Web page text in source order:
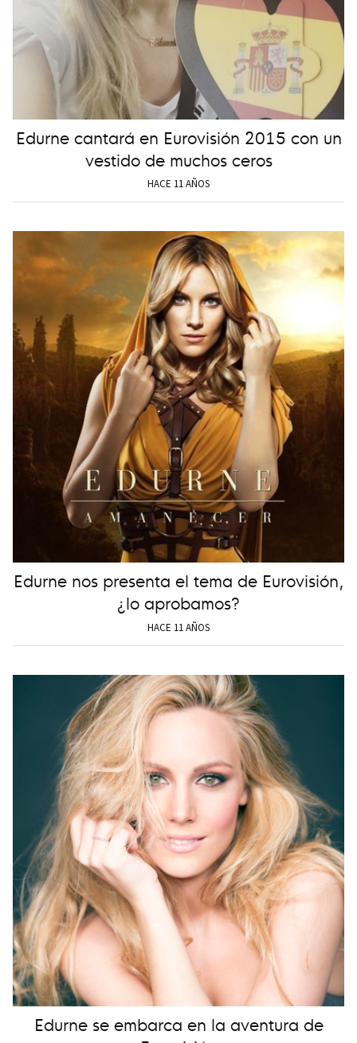
Edurne cantará en Eurovisión 2015 con un
vestido de muchos ceros
HACE 11 AÑOS
Edurne nos presenta el tema de Eurovisión,
¿lo aprobamos?
HACE 11 AÑOS
Edurne se embarca en la aventura de